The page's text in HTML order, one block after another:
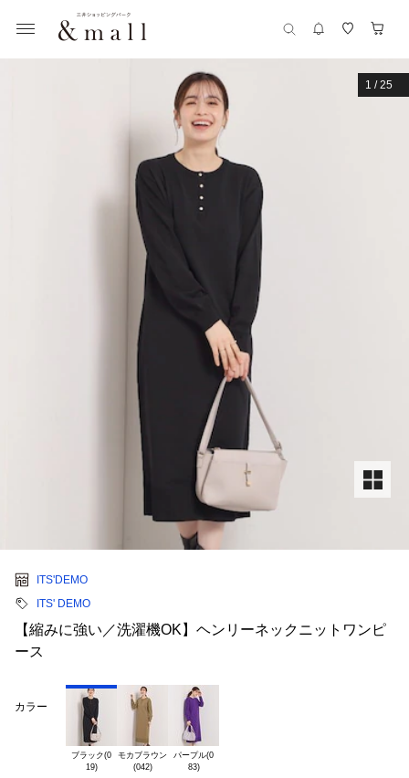
1 /25
ITS'DEMO
ITS' DEMO
【縮みに強い／洗濯機OK】ヘンリーネックニットワンピ
ース
カラー
ブラック(0
19)
モカブラウン
(042)
パープル(0
83)